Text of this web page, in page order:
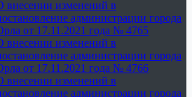
внесении изменений в
администрации города
от 17.11.2021 года № 4765
внесении изменений в
администрации города
от 17.11.2021 года № 4766
внесении изменений в
администрации города